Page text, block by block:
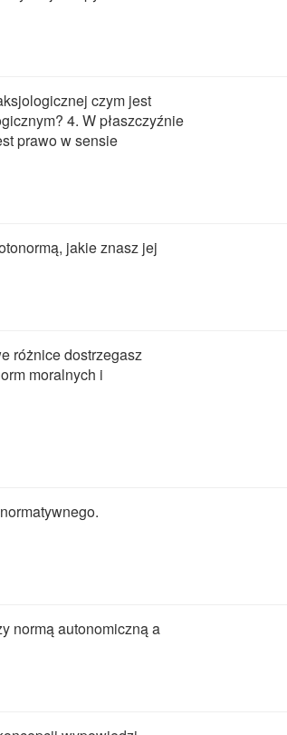
czym jest
4. W płaszczyźnie
prawo w sensie
jakie znasz jej
różnice dostrzegasz
moralnych i
normą autonomiczną a